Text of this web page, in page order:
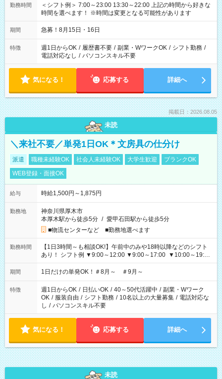
勤務時間
＜シフト例＞ 7:00～23:00 13:30～22:00 上記の時間から好きな
時間を選べます！ ※時間は変更となる可能性があります
期間 急募！8月15日・16日
特徴 週1日からOK / 履歴書不要 / 副業・WワークOK / シフト勤務 /
電話対応なし / パソコンスキル不要
気になる！ 応募する 詳細へ
掲載日：2026.08.05
未読
＼来社不要／単発1日OK＊文房具の仕分け
派遣 職種未経験OK 社会人未経験OK 大学生歓迎
ブランクOK
WEB登録・面接OK
給与 時給1,500円～1,875円
勤務地
神奈川県厚木市
本厚木駅から徒歩5分 / 愛甲石田駅から徒歩5分
■物流センターなど ■勤務地選べます
勤務時間
【1日3時間～も相談OK!】午前中のみや18時以降などのシフト
あり！ シフト例 ▼9:00～12:00 ▼9:00～17:00 ▼10:00～19:00
▼18:00～21:00
期間 1日だけの単発OK！＃8月～ ＃9月～
特徴 週1日からOK / 日払いOK / 40～50代活躍中 / 副業・Wワーク
OK / 服装自由 / シフト勤務 / 10名以上の大量募集 / 電話対応な
し / パソコンスキル不要
気になる！ 応募する 詳細へ
未読